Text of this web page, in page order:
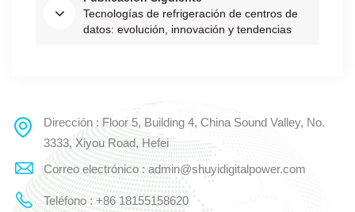
Tecnologías de refrigeración de centros de
datos: evolución, innovación y tendencias
Dirección : Floor 5, Building 4, China Sound Valley, No.
3333, Xiyou Road, Hefei
Correo electrónico : admin@shuyidigitalpower.com
Teléfono : +86 18155158620